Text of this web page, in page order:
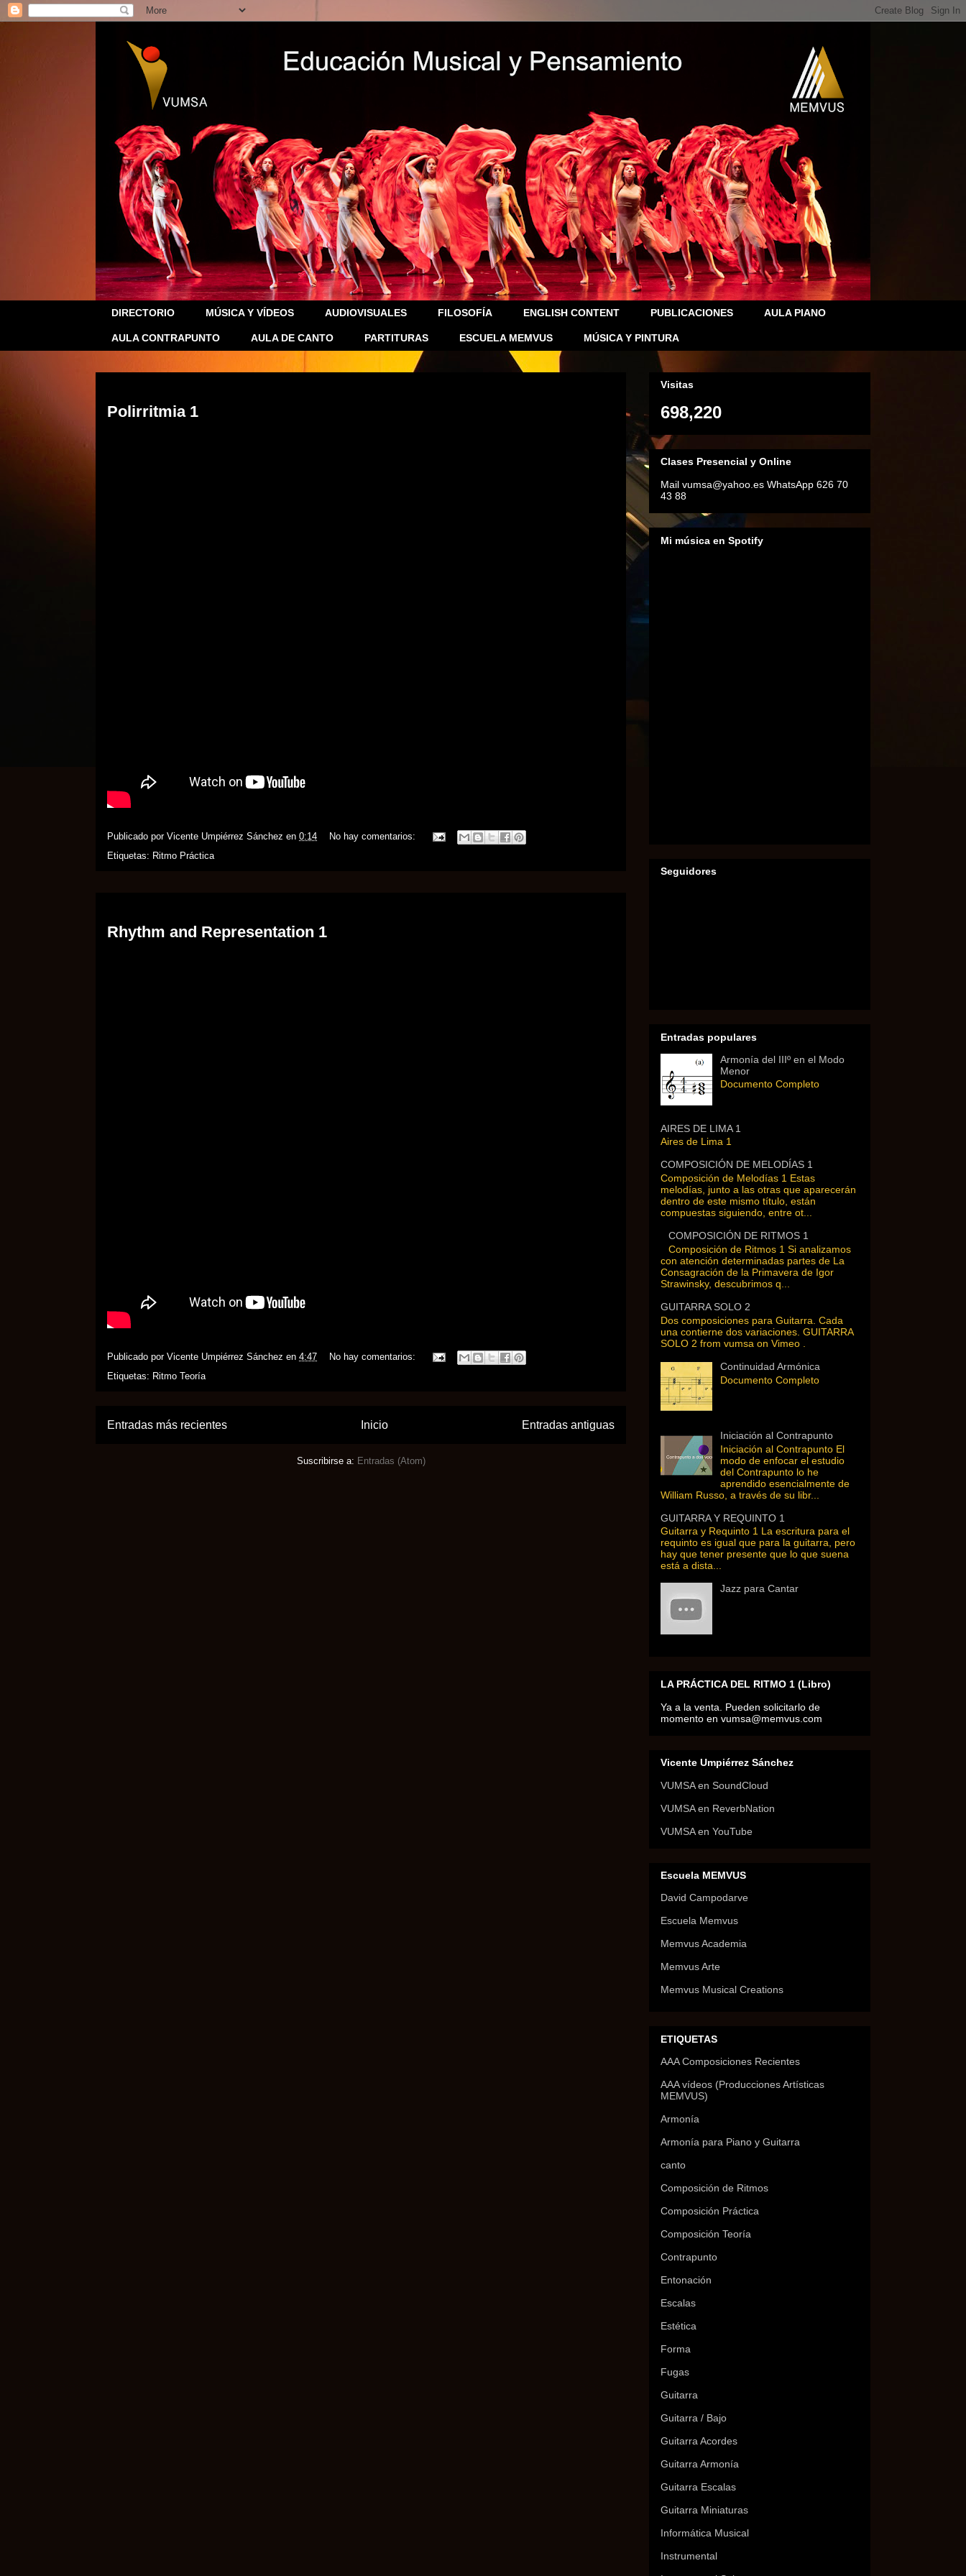
DIRECTORIO MÚSICA Y VÍDEOS AUDIOVISUALES FILOSOFÍA ENGLISH CONTENT PUBLICACIONES AULA PIANO
AULA CONTRAPUNTO AULA DE CANTO PARTITURAS ESCUELA MEMVUS MÚSICA Y PINTURA
Polirritmia 1
Publicado por Vicente Umpiérrez Sánchez en 0:14
No hay comentarios:
Etiquetas: Ritmo Práctica
Rhythm and Representation 1
Publicado por Vicente Umpiérrez Sánchez en 4:47
No hay comentarios:
Etiquetas: Ritmo Teoría
Entradas más recientes Entradas antiguas
Inicio
Suscribirse a: Entradas (Atom)
Visitas
698,220
Clases Presencial y Online
Mail vumsa@yahoo.es WhatsApp 626 70
43 88
Mi música en Spotify
Seguidores
Entradas populares
Armonía del IIIº en el Modo
Menor
Documento Completo
AIRES DE LIMA 1
Aires de Lima 1
COMPOSICIÓN DE MELODÍAS 1
Composición de Melodías 1 Estas
melodías, junto a las otras que aparecerán
dentro de este mismo título, están
compuestas siguiendo, entre ot...
COMPOSICIÓN DE RITMOS 1
Composición de Ritmos 1 Si analizamos
con atención determinadas partes de La
Consagración de la Primavera de Igor
Strawinsky, descubrimos q...
GUITARRA SOLO 2
Dos composiciones para Guitarra. Cada
una contierne dos variaciones. GUITARRA
SOLO 2 from vumsa on Vimeo .
Continuidad Armónica
Documento Completo
Iniciación al Contrapunto
Iniciación al Contrapunto El
modo de enfocar el estudio
del Contrapunto lo he
aprendido esencialmente de
William Russo, a través de su libr...
GUITARRA Y REQUINTO 1
Guitarra y Requinto 1 La escritura para el
requinto es igual que para la guitarra, pero
hay que tener presente que lo que suena
está a dista...
Jazz para Cantar
LA PRÁCTICA DEL RITMO 1 (Libro)
Ya a la venta. Pueden solicitarlo de
momento en vumsa@memvus.com
Vicente Umpiérrez Sánchez
VUMSA en SoundCloud
VUMSA en ReverbNation
VUMSA en YouTube
Escuela MEMVUS
David Campodarve
Escuela Memvus
Memvus Academia
Memvus Arte
Memvus Musical Creations
ETIQUETAS
AAA Composiciones Recientes
AAA vídeos (Producciones Artísticas
MEMVUS)
Armonía
Armonía para Piano y Guitarra
canto
Composición de Ritmos
Composición Práctica
Composición Teoría
Contrapunto
Entonación
Escalas
Estética
Forma
Fugas
Guitarra
Guitarra / Bajo
Guitarra Acordes
Guitarra Armonía
Guitarra Escalas
Guitarra Miniaturas
Informática Musical
Instrumental